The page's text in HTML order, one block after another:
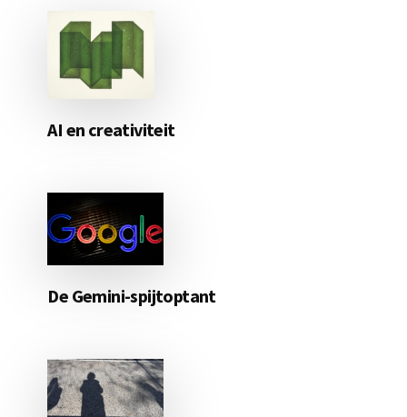
AI en creativiteit
De Gemini-spijtoptant